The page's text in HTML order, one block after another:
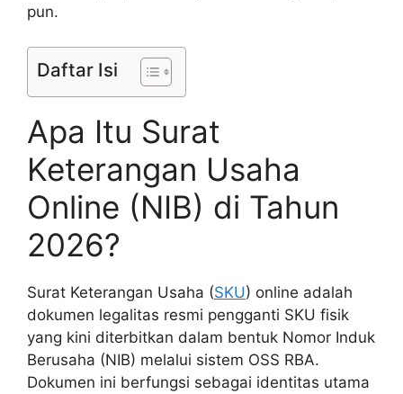
pun.
Daftar Isi
Apa Itu Surat
Keterangan Usaha
Online (NIB) di Tahun
2026?
Surat Keterangan Usaha (SKU) online adalah
dokumen legalitas resmi pengganti SKU fisik
yang kini diterbitkan dalam bentuk Nomor Induk
Berusaha (NIB) melalui sistem OSS RBA.
Dokumen ini berfungsi sebagai identitas utama